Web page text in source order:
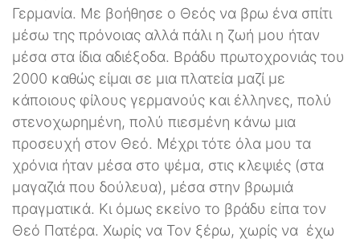
Γερμανία. Με βοήθησε ο Θεός να βρω ένα σπίτι
μέσω της πρόνοιας αλλά πάλι η ζωή μου ήταν
μέσα στα ίδια αδιέξοδα. Βράδυ πρωτοχρονιάς του
2000 καθώς είμαι σε μια πλατεία μαζί με
κάποιους φίλους γερμανούς και έλληνες, πολύ
στενοχωρημένη, πολύ πιεσμένη κάνω μια
προσευχή στον Θεό. Μέχρι τότε όλα μου τα
χρόνια ήταν μέσα στο ψέμα, στις κλεψιές (στα
μαγαζιά που δούλευα), μέσα στην βρωμιά
πραγματικά. Κι όμως εκείνο το βράδυ είπα τον
Θεό Πατέρα. Χωρίς να Τον ξέρω, χωρίς να έχω